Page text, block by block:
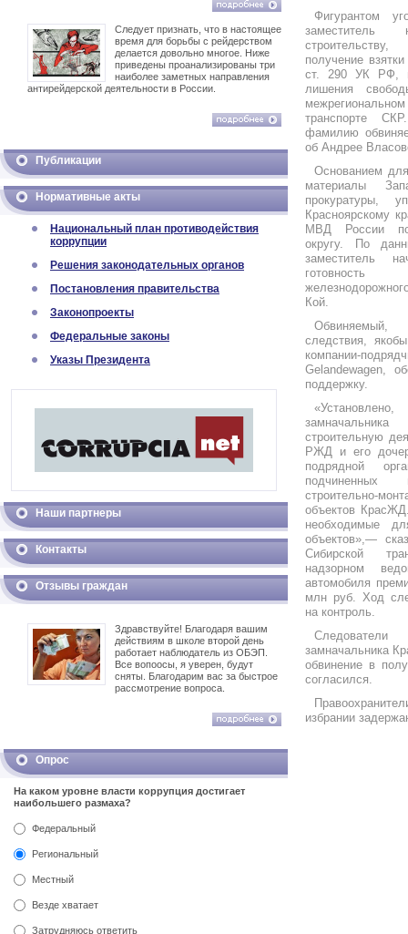
Следует признать, что в настоящее
время для борьбы с рейдерством
делается довольно многое. Ниже
приведены проанализированы три
наиболее заметных направления
антирейдерской деятельности в России.
Публикации
Нормативные акты
Национальный план противодействия
коррупции
Решения законодательных органов
Постановления правительства
Законопроекты
Федеральные законы
Указы Президента
Наши партнеры
Контакты
Отзывы граждан
Здравствуйте! Благодаря вашим
действиям в школе второй день
работает наблюдатель из ОБЭП.
Все вопоосы, я уверен, будут
сняты. Благодарим вас за быстрое
рассмотрение вопроса.
Опрос
На каком уровне власти коррупция достигает
наибольшего размаха?
Федеральный
Региональный
Местный
Везде хватает
Затрудняюсь ответить
Фигурантом
получение
ст. 290 УК РФ,
лишения
транспорте
фамилию
об Андрее
Основанием
материалы
прокуратуры,
Красноярскому
МВД России по
округу. По
заместитель
готовность
Кой.
Обвиняемый,
следствия,
компании-
Gelandewagen,
поддержку.
строительную
РЖД и его
подрядной
подчиненных
строительно-
объектов
необходимые
объектов»,—
Сибирской
надзорном
автомобиля
млн руб. Ход
на контроль.
замначальника
обвинение в
согласился.
избрании